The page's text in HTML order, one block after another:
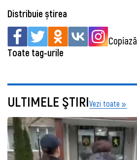
Distribuie știrea
Toate tag-urile
ULTIMELE ŞTIRIVezi toate